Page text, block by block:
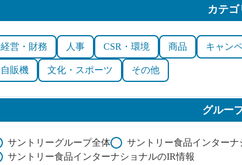
カテゴ
経営・財務 人事 CSR・環境 商品 キャン
自販機 文化・スポーツ その他
グルー
サントリーグループ全体
サントリー食品インターナ
サントリー食品インターナショナルのIR情報